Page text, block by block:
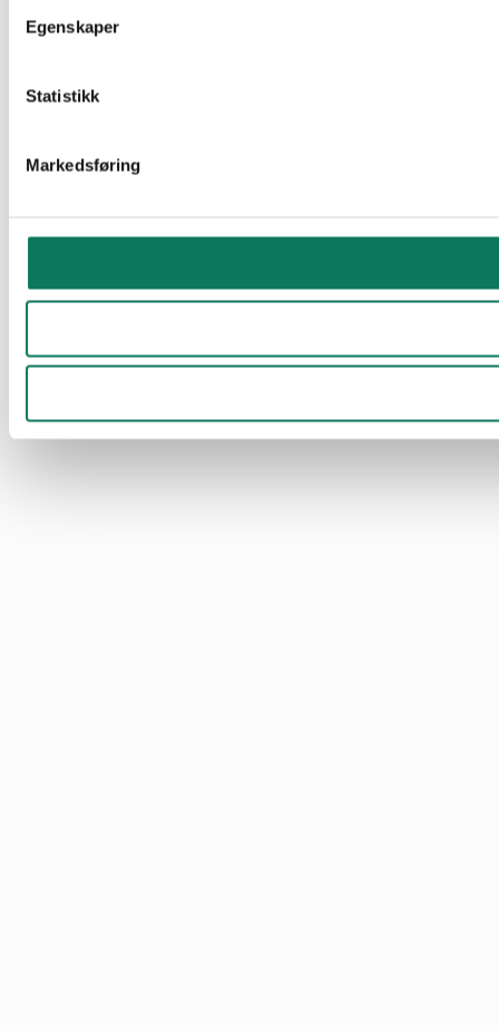
Egenskaper
Statistikk
Markedsføring